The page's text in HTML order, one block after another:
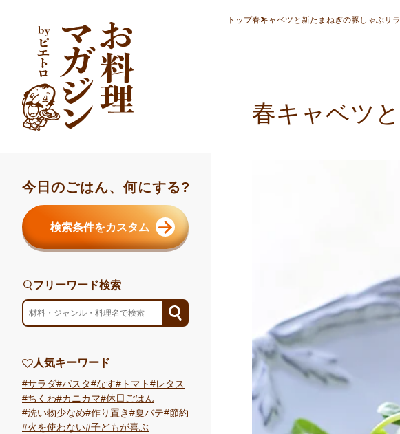
今日のごはん、何にする?
検索条件をカスタム
フリーワード検索
フリーワード検索
人気キーワード
サラダ パスタ なす トマト
レタス
ちくわ
カニカマ 休日ごはん
洗い物少なめ 作り置き 夏バテ 節約
火を使わない 子どもが喜ぶ
トップ春キャベツと新たまねぎの豚しゃぶサ
春キャベツ